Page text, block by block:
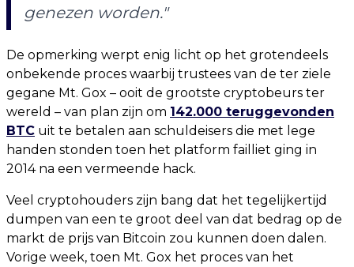
genezen worden."
De opmerking werpt enig licht op het grotendeels
onbekende proces waarbij trustees van de ter ziele
gegane Mt. Gox – ooit de grootste cryptobeurs ter
wereld – van plan zijn om 142.000 teruggevonden
BTC uit te betalen aan schuldeisers die met lege
handen stonden toen het platform failliet ging in
2014 na een vermeende hack.
Veel cryptohouders zijn bang dat het tegelijkertijd
dumpen van een te groot deel van dat bedrag op de
markt de prijs van Bitcoin zou kunnen doen dalen.
Vorige week, toen Mt. Gox het proces van het